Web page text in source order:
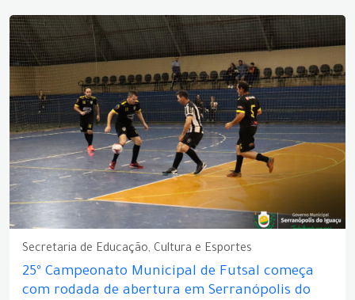
Secretaria de Educação, Cultura e Esportes
25º Campeonato Municipal de Futsal começa
com rodada de abertura em Serranópolis do